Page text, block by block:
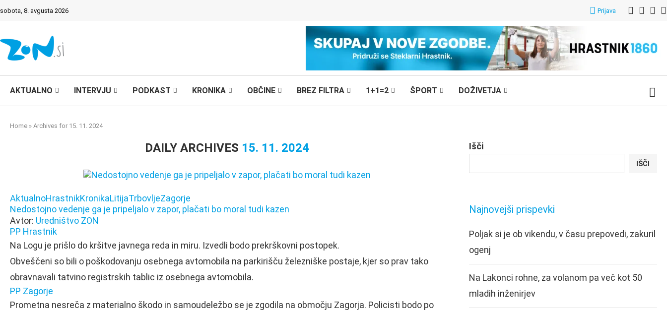
sobota, 8. avgusta 2026 Prijava
AKTUALNO INTERVJU PODKAST KRONIKA OBČINE BREZ FILTRA 1+1=2 ŠPORT DOŽIVETJA
Home » Archives for 15. 11. 2024
DAILY ARCHIVES 15. 11. 2024
AktualnoHrastnikKronikaLitijaTrbovljeZagorje
Nedostojno vedenje ga je pripeljalo v zapor, plačati bo moral tudi kazen
Avtor: Uredništvo ZON
PP Hrastnik
Na Logu je prišlo do kršitve javnega reda in miru. Izvedli bodo prekrškovni postopek.
Obveščeni so bili o poškodovanju osebnega avtomobila na parkirišču železniške postaje, kjer so prav tako
obravnavali tatvino registrskih tablic iz osebnega avtomobila.
PP Zagorje
Prometna nesreča z materialno škodo in samoudeležbo se je zgodila na območju Zagorja. Policisti bodo po
Išči
IŠČI
Najnovejši prispevki
Poljak si je ob vikendu, v času prepovedi, zakuril
ogenj
Na Lakonci rohne, za volanom pa več kot 50
mladih inženirjev